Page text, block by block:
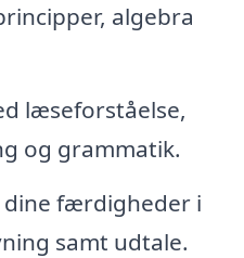
algebra
læseforståelse,
og grammatik.
dine færdigheder i
samt udtale.